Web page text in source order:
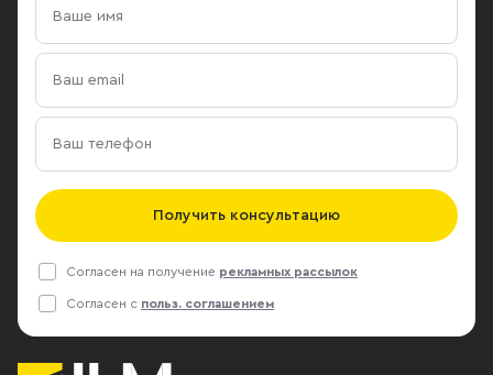
Получить консультацию
Согласен на получение рекламных рассылок
Согласен с польз. соглашением